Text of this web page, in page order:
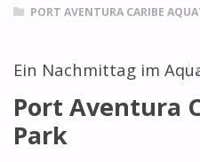
PORT AVENTURA CARIBE
Ein Nachmittag im
Port Aventura
Park